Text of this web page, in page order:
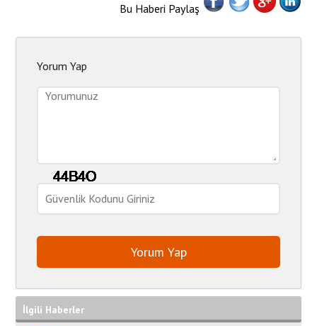
Bu Haberi Paylaş
Yorum Yap
İlgili Haberler